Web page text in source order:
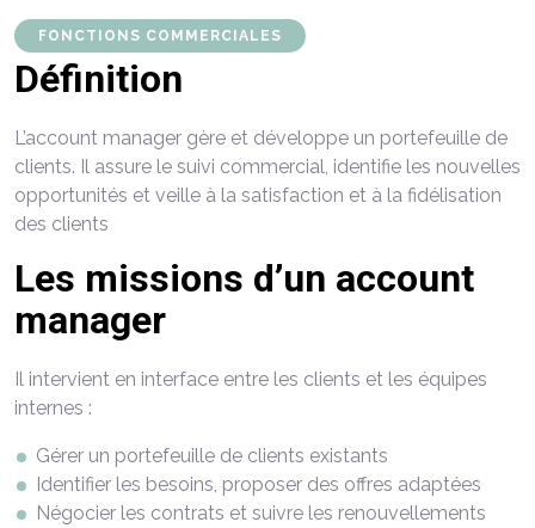
FONCTIONS COMMERCIALES
Définition
L’account manager gère et développe un portefeuille de
clients. Il assure le suivi commercial, identifie les nouvelles
opportunités et veille à la satisfaction et à la fidélisation
des clients
Les missions d’un account
manager
Il intervient en interface entre les clients et les équipes
internes :
Gérer un portefeuille de clients existants
Identifier les besoins, proposer des offres adaptées
Négocier les contrats et suivre les renouvellements